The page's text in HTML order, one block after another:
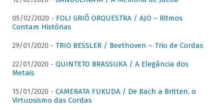
05/02/2020 - FOLI GRIÔ ORQUESTRA / AJO – Ritmos
Contam Histórias
29/01/2020 - TRIO BESSLER / Beethoven – Trio de Cordas
22/01/2020 - QUINTETO BRASSUKA / A Elegância dos
Metais
15/01/2020 - CAMERATA FUKUDA / De Bach a Britten, o
Virtuosismo das Cordas